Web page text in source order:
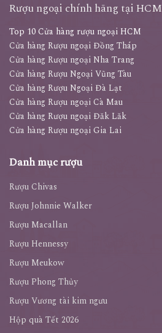
Rượu ngoại chính hãng tại HCM
Top 10 Cửa hàng rượu ngoại HCM
Cửa hàng Rượu ngoại Đồng Tháp
Cửa hàng Rượu ngoại Nha Trang
Cửa hàng Rượu Ngoại Vũng Tàu
Cửa hàng Rượu Ngoại Đà Lạt
Cửa hàng Rượu ngoại Cà Mau
Cửa hàng Rượu ngoại Đăk Lăk
Cửa hàng Rượu ngoại Gia Lai
Danh mục rượu
Rượu Chivas
Rượu Johnnie Walker
Rượu Macallan
Rượu Hennessy
Rượu Meukow
Rượu Phong Thủy
Rượu Vương tài kim ngưu
Hộp quà Tết 2026